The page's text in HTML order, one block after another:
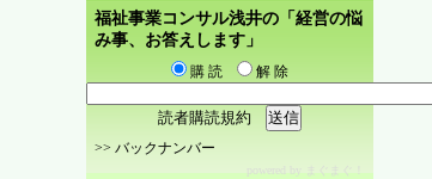
福祉事業コンサル浅井の「経営の悩
み事、お答えします」
購 読 解 除
読者購読規約
>> バックナンバー